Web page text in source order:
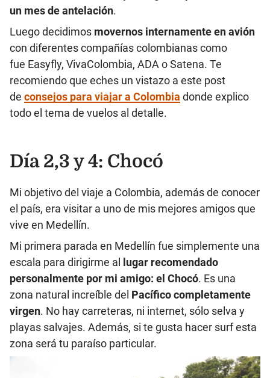
un mes de antelación.
Luego decidimos movernos internamente en avión
con diferentes compañías colombianas como
fue Easyfly, VivaColombia, ADA o Satena. Te
recomiendo que eches un vistazo a este post
de consejos para viajar a Colombia donde explico
todo el tema de vuelos al detalle.
Día 2,3 y 4: Chocó
Mi objetivo del viaje a Colombia, además de conocer
el país, era visitar a uno de mis mejores amigos que
vive en Medellín.
Mi primera parada en Medellín fue simplemente una
escala para dirigirme al
lugar recomendado
personalmente por mi amigo: el Chocó. Es una
zona natural increíble del Pacífico completamente
virgen. No hay carreteras, ni internet, sólo selva y
playas salvajes. Además, si te gusta hacer surf esta
zona será tu paraíso particular.